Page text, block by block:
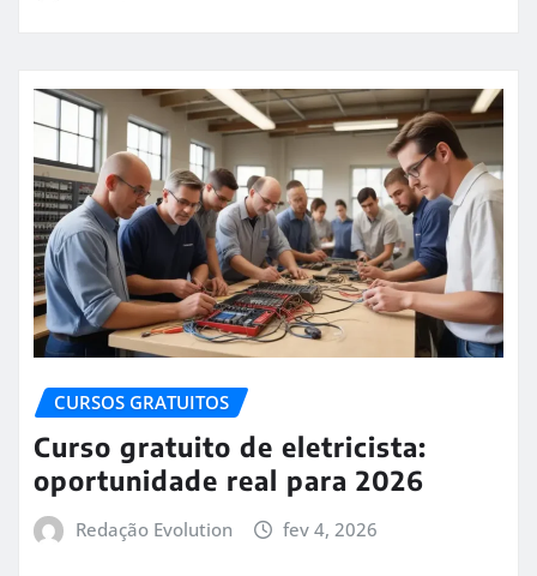
CURSOS GRATUITOS
Curso gratuito de eletricista:
oportunidade real para 2026
Redação Evolution fev 4, 2026